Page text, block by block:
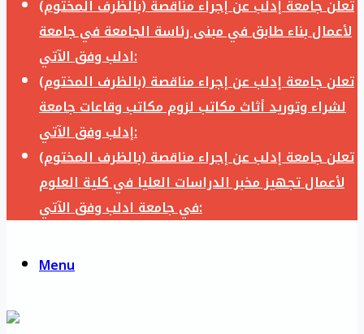
تعلن جامعة إدلب عن إجراء مناقصة (بالظرف المختوم)
لأعمال بناء طابق في مبنى رئاسة الجامعة في جامعة
ادلب وفق الآتي:
تعلن جامعة إدلب عن إجراء مناقصة (بالظرف المختوم)
لشراء وتوريد أثاث مكاتب لزوم مكاتب وقاعات جامعة
إدلب وفق الآتي:
تعلن جامعة إدلب عن إجراء مناقصة (بالظرف المختوم)
لأعمال تجهيز مخبر الدراسات العليا في كلية العلوم
في جامعة ادلب وفق الآتي:
Menu